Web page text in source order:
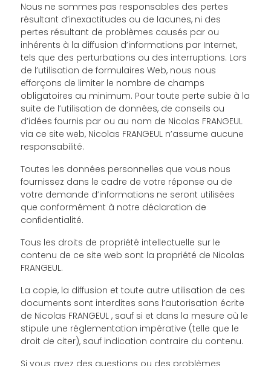
Nous ne sommes pas responsables des pertes
résultant d’inexactitudes ou de lacunes, ni des
pertes résultant de problèmes causés par ou
inhérents à la diffusion d’informations par Internet,
tels que des perturbations ou des interruptions. Lors
de l’utilisation de formulaires Web, nous nous
efforçons de limiter le nombre de champs
obligatoires au minimum. Pour toute perte subie à la
suite de l’utilisation de données, de conseils ou
d’idées fournis par ou au nom de Nicolas FRANGEUL
via ce site web, Nicolas FRANGEUL n’assume aucune
responsabilité.
Toutes les données personnelles que vous nous
fournissez dans le cadre de votre réponse ou de
votre demande d’informations ne seront utilisées
que conformément à notre déclaration de
confidentialité.
Tous les droits de propriété intellectuelle sur le
contenu de ce site web sont la propriété de Nicolas
FRANGEUL.
La copie, la diffusion et toute autre utilisation de ces
documents sont interdites sans l’autorisation écrite
de Nicolas FRANGEUL , sauf si et dans la mesure où le
stipule une réglementation impérative (telle que le
droit de citer), sauf indication contraire du contenu.